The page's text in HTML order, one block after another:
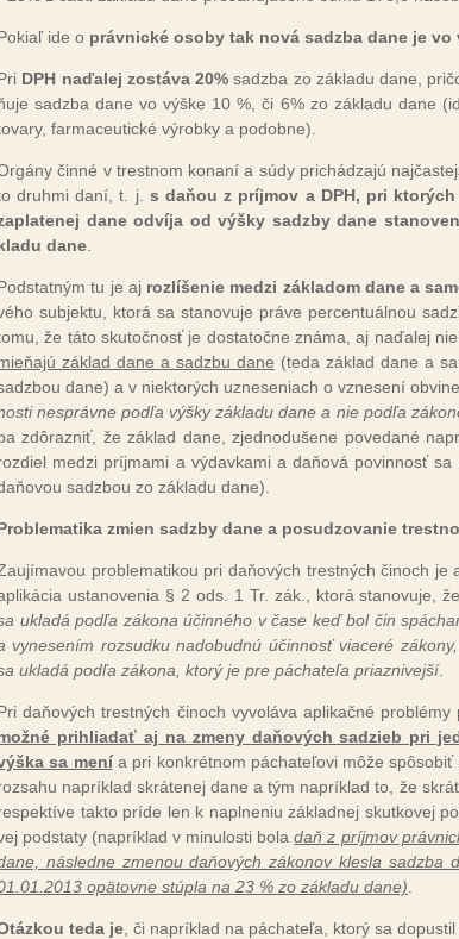
ide o práv­nic­ké oso­by tak no­vá sadz­ba da­ne je vo
DPH na­ďa­lej zos­tá­va 20% sadz­ba zo zá­kla­du da­ne,
sadz­ba da­ne vo vý­ške 10 %, či 6% zo zá­kla­du da­ne
far­ma­ceu­tic­ké vý­rob­ky a po­dob­ne).
čin­né v tres­tnom ko­na­ní a sú­dy pri­chá­dza­jú
druh­mi da­ní, t. j. s da­ňou z príj­mov a DPH, pri kto­rých
da­ne od­ví­ja od vý­šky sadz­by da­ne
da­ne
tu je aj roz­lí­še­nie me­dzi zá­kla­dom da­ne a
sub­jek­tu, kto­rá sa sta­no­vu­je prá­ve per­cen­tuál­nou
že tá­to sku­toč­nosť je dos­ta­toč­ne zná­ma, aj na­ďa­lej
zá­klad da­ne a sadz­bu da­ne (te­da zá­klad da­ne a
da­ne) a v niek­to­rých uz­ne­se­niach o vzne­se­ní
nes­práv­ne pod­ľa vý­šky zá­kla­du da­ne a nie pod­ľa
zdô­raz­niť, že zá­klad da­ne, zjed­no­du­še­ne po­ve­da­né
me­dzi príj­ma­mi a vý­dav­ka­mi a da­ňo­vá po­vin­nosť
sadz­bou zo zá­kla­du da­ne).
zmien sadz­by da­ne a po­su­dzo­va­nie
prob­le­ma­ti­kou pri da­ňo­vých tres­tných či­noch je
us­ta­no­ve­nia § 2 ods. 1 Tr. zák., kto­rá sta­no­vu­je,
uk­la­dá pod­ľa zá­ko­na účin­né­ho v ča­se keď bol čin
vy­ne­se­ním roz­sud­ku na­do­bud­nú účin­nosť via­ce­ré
uk­la­dá pod­ľa zá­ko­na, kto­rý je pre pá­cha­te­ľa priaz­ni­vej­ší.
da­ňo­vých tres­tných či­noch vy­vo­lá­va ap­li­kač­né
pri­hlia­dať aj na zme­ny da­ňo­vých sa­dzieb pri
sa me­nía pri kon­krét­nom pá­cha­te­ľo­vi mô­že
nap­rík­lad skrá­te­nej da­ne a tým nap­rík­lad to, že
tak­to prí­de len k napl­ne­niu zá­klad­nej skut­ko­vej
pod­sta­ty (nap­rík­lad v mi­nu­los­ti bo­ladaň z príj­mov
nás­led­ne zme­nou da­ňo­vých zá­ko­nov kles­la sadz­ba
opä­tov­ne stúp­la na 23 % zo zá­kla­du da­ne)
te­da je , či nap­rík­lad na pá­cha­te­ľa, kto­rý sa